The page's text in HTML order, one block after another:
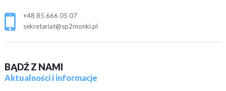
+48 85 666 05 07
sekretariat@sp2monki.pl
BĄDŹ Z NAMI
Aktualności i informacje